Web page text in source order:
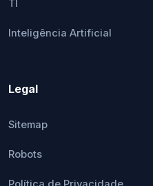
TI
Inteligência Artificial
Legal
Sitemap
Robots